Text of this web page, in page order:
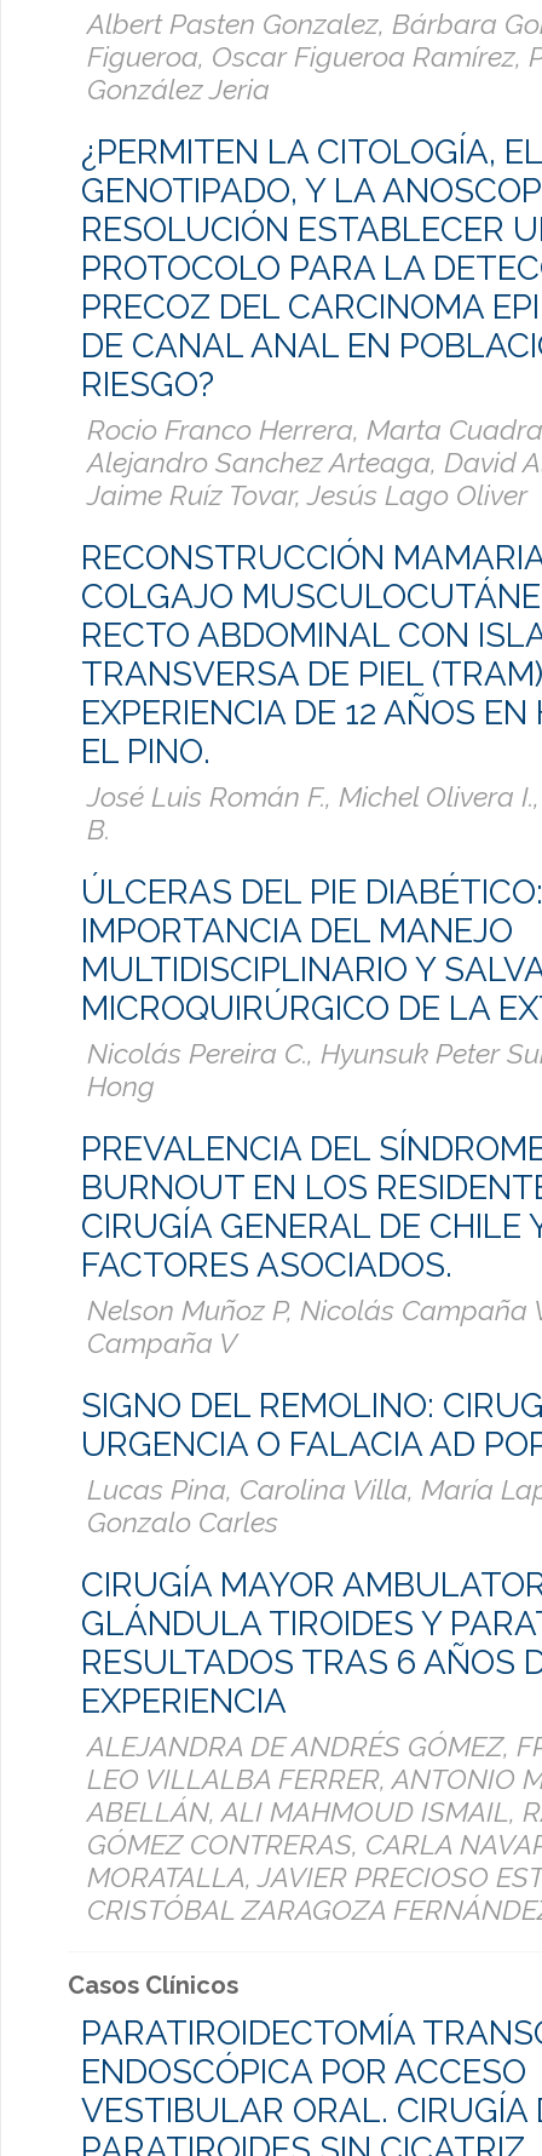
Albert Pasten Gonzalez, Bárbara
Figueroa, Oscar Figueroa Ramírez,
González Jeria
¿PERMITEN LA CITOLOGÍA, EL
GENOTIPADO, Y LA
RESOLUCIÓN ESTABLECER
PROTOCOLO PARA LA
PRECOZ DEL CARCINOMA
DE CANAL ANAL EN
RIESGO?
Rocio Franco Herrera, Marta
Alejandro Sanchez Arteaga, David
Jaime Ruíz Tovar, Jesús Lago Oliver
RECONSTRUCCIÓN
COLGAJO
RECTO ABDOMINAL CON
TRANSVERSA DE PIEL
EXPERIENCIA DE 12 AÑOS EN
EL PINO.
José Luis Román F., Michel Olivera
B.
ÚLCERAS DEL PIE DIABÉTICO:
IMPORTANCIA DEL MANEJO
MULTIDISCIPLINARIO Y
MICROQUIRÚRGICO DE LA
Nicolás Pereira C., Hyunsuk Peter
Hong
PREVALENCIA DEL
BURNOUT EN LOS
CIRUGÍA GENERAL DE CHILE
FACTORES ASOCIADOS.
Nelson Muñoz P, Nicolás Campaña
Campaña V
SIGNO DEL REMOLINO:
URGENCIA O FALACIA AD
Lucas Pina, Carolina Villa, María
Gonzalo Carles
CIRUGÍA MAYOR
GLÁNDULA TIROIDES Y
RESULTADOS TRAS 6 AÑOS
EXPERIENCIA
ALEJANDRA DE ANDRÉS GÓMEZ,
LEO VILLALBA FERRER, ANTONIO
ABELLÁN, ALI MAHMOUD ISMAIL,
GÓMEZ CONTRERAS, CARLA
MORATALLA, JAVIER PRECIOSO
CRISTÓBAL ZARAGOZA
Casos Clínicos
PARATIROIDECTOMÍA
ENDOSCÓPICA POR ACCESO
VESTIBULAR ORAL. CIRUGÍA